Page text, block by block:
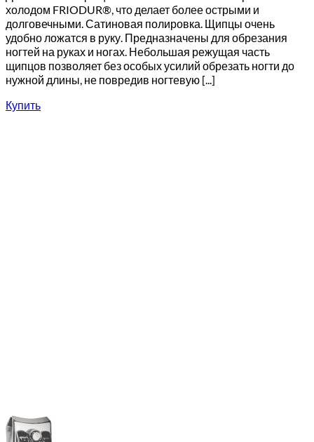
холодом FRIODUR®, что делает более острыми и
долговечными. Сатиновая полировка. Щипцы очень
удобно ложатся в руку. Предназначены для обрезания
ногтей на руках и ногах. Небольшая режущая часть
щипцов позволяет без особых усилий обрезать ногти до
нужной длины, не повредив ногтевую [...]
Купить